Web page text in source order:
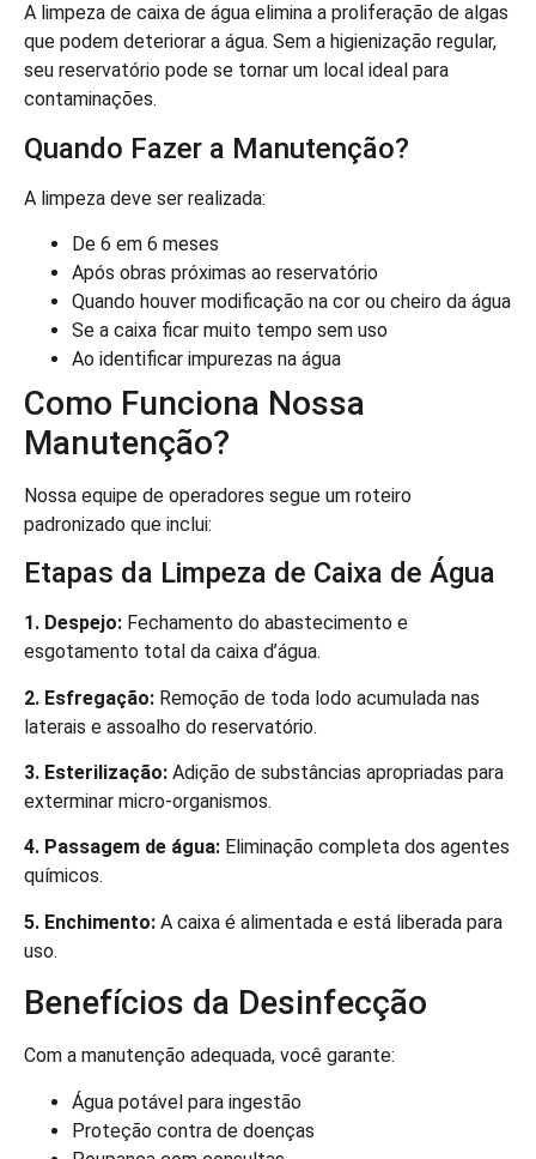
A limpeza de caixa de água elimina a proliferação de algas
que podem deteriorar a água. Sem a higienização regular,
seu reservatório pode se tornar um local ideal para
contaminações.
Quando Fazer a Manutenção?
A limpeza deve ser realizada:
De 6 em 6 meses
Após obras próximas ao reservatório
Quando houver modificação na cor ou cheiro da água
Se a caixa ficar muito tempo sem uso
Ao identificar impurezas na água
Como Funciona Nossa
Manutenção?
Nossa equipe de operadores segue um roteiro
padronizado que inclui:
Etapas da Limpeza de Caixa de Água
1. Despejo: Fechamento do abastecimento e
esgotamento total da caixa d’água.
2. Esfregação: Remoção de toda lodo acumulada nas
laterais e assoalho do reservatório.
3. Esterilização: Adição de substâncias apropriadas para
exterminar micro-organismos.
4. Passagem de água: Eliminação completa dos agentes
químicos.
5. Enchimento: A caixa é alimentada e está liberada para
uso.
Benefícios da Desinfecção
Com a manutenção adequada, você garante:
Água potável para ingestão
Proteção contra de doenças